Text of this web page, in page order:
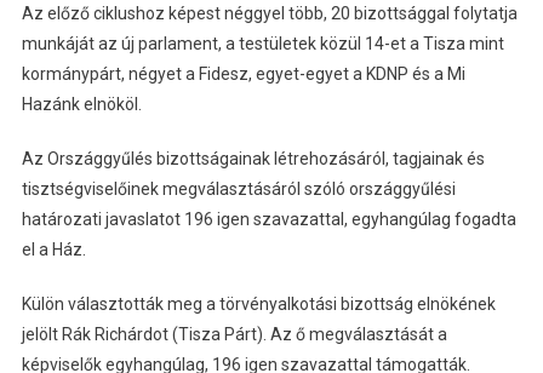
Az előző ciklushoz képest néggyel több, 20 bizottsággal folytatja
munkáját az új parlament, a testületek közül 14-et a Tisza mint
kormánypárt, négyet a Fidesz, egyet-egyet a KDNP és a Mi
Hazánk elnököl.
Az Országgyűlés bizottságainak létrehozásáról, tagjainak és
tisztségviselőinek megválasztásáról szóló országgyűlési
határozati javaslatot 196 igen szavazattal, egyhangúlag fogadta
el a Ház.
Külön választották meg a törvényalkotási bizottság elnökének
jelölt Rák Richárdot (Tisza Párt). Az ő megválasztását a
képviselők egyhangúlag, 196 igen szavazattal támogatták.